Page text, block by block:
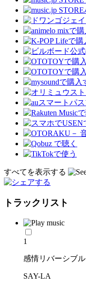
すべてを表示する
トラックリスト
1
感情リバーシブル
SAY-LA